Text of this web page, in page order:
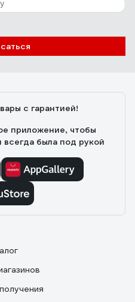
с гарантией!
приложение, чтобы
была под рукой